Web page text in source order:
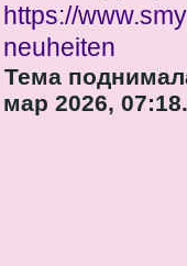
https://
neuheiten
Тема
мар 2026, 07:18.